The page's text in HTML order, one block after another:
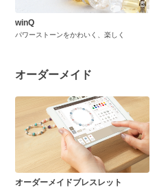
winQ
パワーストーンをかわいく、楽しく
オーダーメイド
オーダーメイドブレスレット